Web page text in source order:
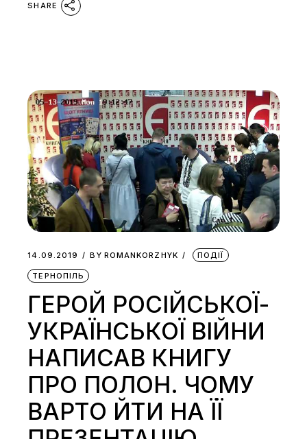
SHARE
14.09.2019 BY ROMANKORZHYK ПОДІЇ
ТЕРНОПІЛЬ
ГЕРОЙ РОСІЙСЬКОЇ-
УКРАЇНСЬКОЇ ВІЙНИ
НАПИСАВ КНИГУ
ПРО ПОЛОН. ЧОМУ
ВАРТО ЙТИ НА ЇЇ